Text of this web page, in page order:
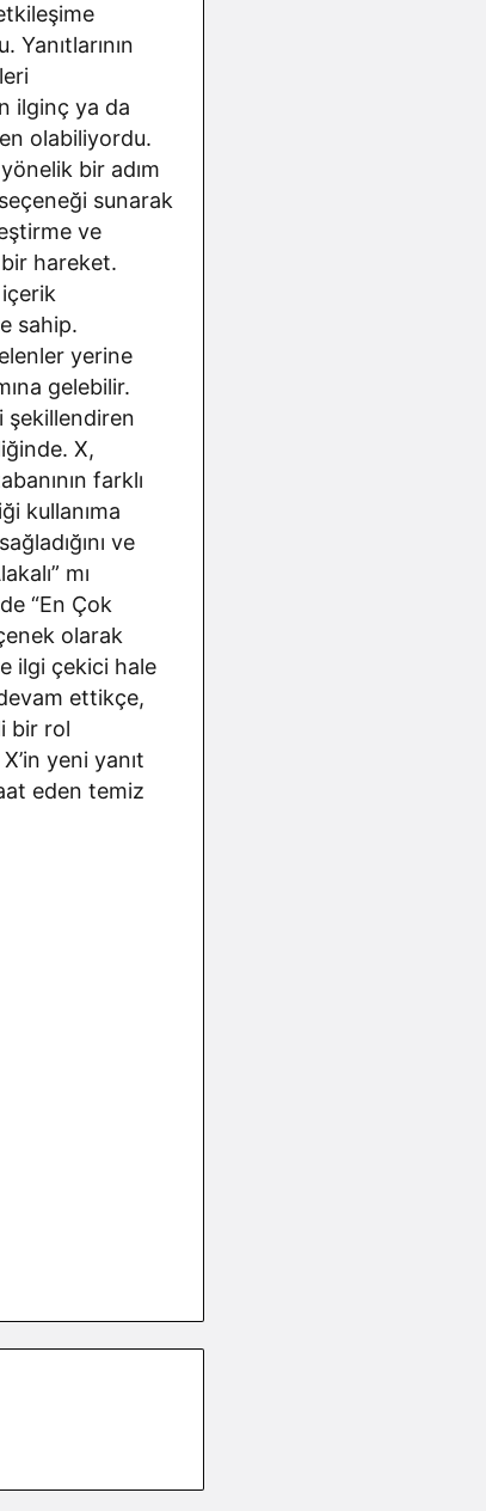
Yanıtlarının
ilginç ya da
olabiliyordu.
bir adım
sunarak
ve
hareket.
sahip.
yerine
gelebilir.
şekillendiren
X,
farklı
kullanıma
ve
mı
“En Çok
olarak
ilgi çekici hale
ettikçe,
bir rol
yeni yanıt
eden temiz